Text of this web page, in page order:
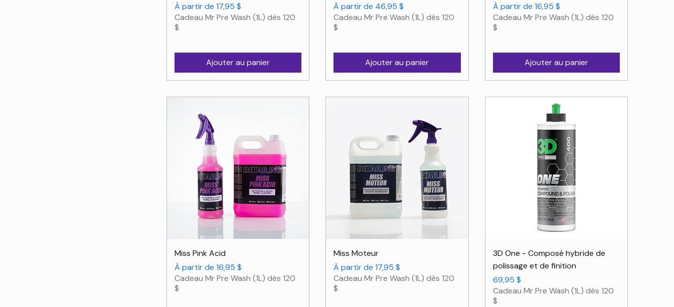
À partir de 17,95 $
Prix promotionnel
Cadeau Mr Pre Wash (1L) dès 120
$
Ajouter au panier
À partir de 46,95 $
Prix promotionnel
Cadeau Mr Pre Wash (1L) dès 120
$
Ajouter au panier
À partir de 16,95 $
Prix promotionnel
Cadeau Mr Pre Wash (1L) dès 120
$
Ajouter au panier
Aperçu rapide
Miss Pink Acid
À partir de 16,95 $
Prix promotionnel
Cadeau Mr Pre Wash (1L) dès 120
$
Aperçu rapide
Miss Moteur
À partir de17,95 $
Prix promotionnel
Cadeau Mr Pre Wash (1L) dès 120
$
Aperçu rapide
3D One - Composé hybride de
polissage et de finition
Prix
69,95 $
Cadeau Mr Pre Wash (1L) dès 120
$